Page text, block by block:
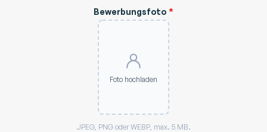
Bewerbungsfoto *
Foto hochladen
JPEG, PNG oder WEBP, max. 5 MB.